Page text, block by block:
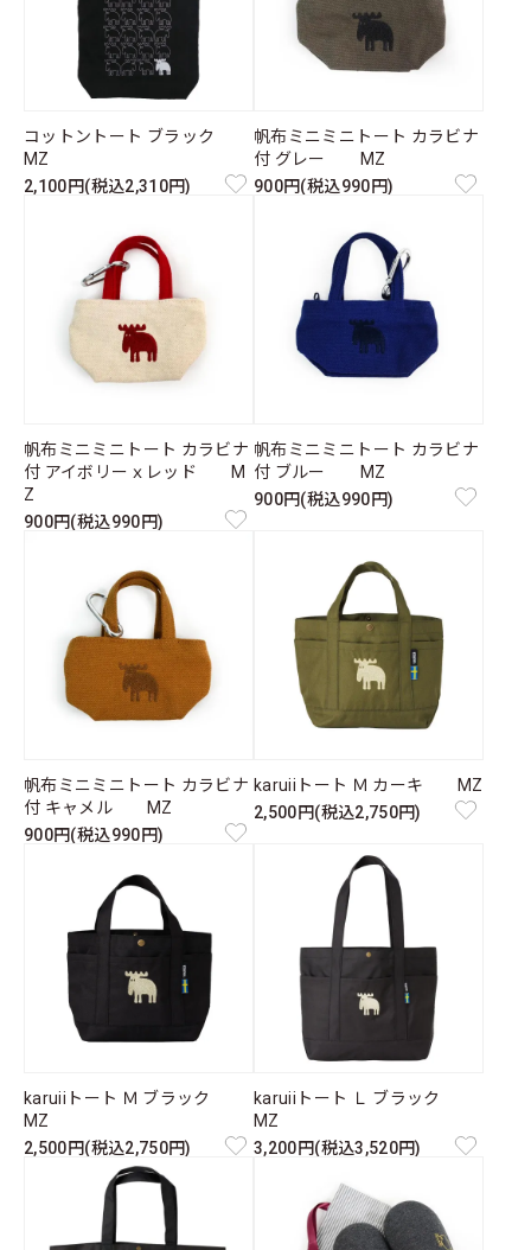
コットントート ブラック
MZ
2,100円(税込2,310円)
帆布ミニミニトート カラビナ
付 グレー MZ
900円(税込990円)
帆布ミニミニトート カラビナ
付 アイボリーｘレッド M
Z
900円(税込990円)
帆布ミニミニトート カラビナ
付 ブルー MZ
900円(税込990円)
帆布ミニミニトート カラビナ
付 キャメル MZ
900円(税込990円)
karuiiトート Ｍ カーキ MZ
2,500円(税込2,750円)
karuiiトート Ｍ ブラック
MZ
2,500円(税込2,750円)
karuiiトート Ｌ ブラック
MZ
3,200円(税込3,520円)